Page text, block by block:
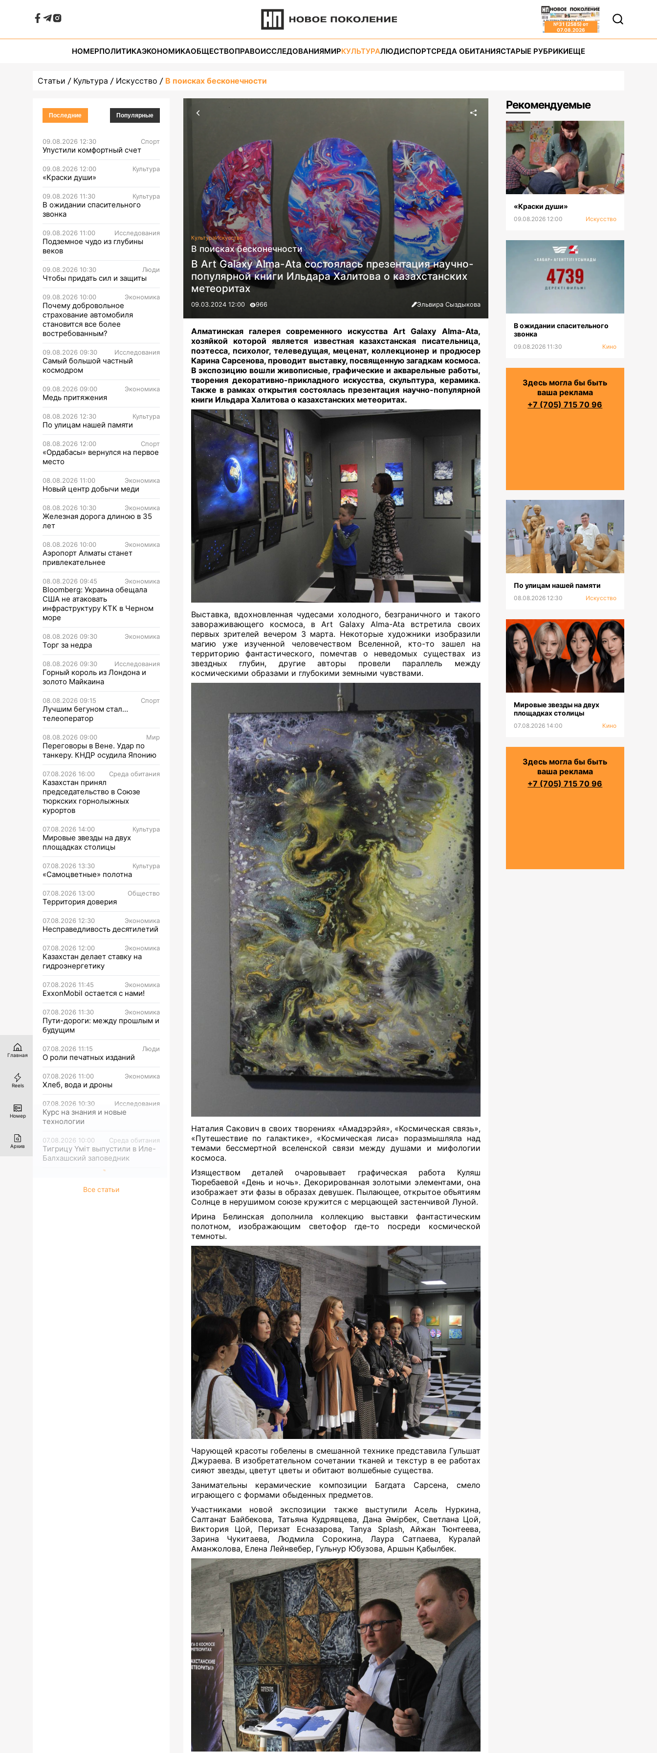
№31 (2585) от
07.08.2026
НОМЕРПОЛИТИКАЭКОНОМИКАОБЩЕСТВОПРАВОИССЛЕДОВАНИЯМИРКУЛЬТУРАЛЮДИСПОРТСРЕДА ОБИТАНИЯСТАРЫЕ РУБРИКИЕЩЕ
Статьи Культура Искусство В поисках бесконечности
Последние Популярные
09.08.2026 12:30 Спорт
Упустили комфортный счет
09.08.2026 12:00 Культура
«Краски души»
09.08.2026 11:30 Культура
В ожидании спасительного
звонка
09.08.2026 11:00 Исследования
Подземное чудо из глубины
веков
09.08.2026 10:30 Люди
Чтобы придать сил и защиты
09.08.2026 10:00 Экономика
Почему добровольное
страхование автомобиля
становится все более
востребованным?
09.08.2026 09:30 Исследования
Самый большой частный
космодром
09.08.2026 09:00 Экономика
Медь притяжения
08.08.2026 12:30 Культура
По улицам нашей памяти
08.08.2026 12:00 Спорт
«Ордабасы» вернулся на первое
место
08.08.2026 11:00 Экономика
Новый центр добычи меди
08.08.2026 10:30 Экономика
Железная дорога длиною в 35
лет
08.08.2026 10:00 Экономика
Аэропорт Алматы станет
привлекательнее
08.08.2026 09:45 Экономика
Bloomberg: Украина обещала
США не атаковать
инфраструктуру КТК в Черном
море
08.08.2026 09:30 Экономика
Торг за недра
08.08.2026 09:30 Исследования
Горный король из Лондона и
золото Майкаина
08.08.2026 09:15 Спорт
Лучшим бегуном стал…
телеоператор
08.08.2026 09:00 Мир
Переговоры в Вене. Удар по
танкеру. КНДР осудила Японию
07.08.2026 16:00 Среда обитания
Казахстан принял
председательство в Союзе
тюркских горнолыжных
курортов
07.08.2026 14:00 Культура
Мировые звезды на двух
площадках столицы
07.08.2026 13:30 Культура
«Самоцветные» полотна
07.08.2026 13:00 Общество
Территория доверия
07.08.2026 12:30 Экономика
Несправедливость десятилетий
07.08.2026 12:00 Экономика
Казахстан делает ставку на
гидроэнергетику
07.08.2026 11:45 Экономика
ExxonMobil остается с нами!
07.08.2026 11:30 Экономика
Пути-дороги: между прошлым и
будущим
07.08.2026 11:15 Люди
О роли печатных изданий
07.08.2026 11:00 Экономика
Хлеб, вода и дроны
07.08.2026 10:30 Исследования
Курс на знания и новые
технологии
07.08.2026 10:00 Среда обитания
Тигрицу Үміт выпустили в Иле-
Балхашский заповедник
Все статьи
КультураИскусство
В поисках бесконечности
В Art Galaxy Alma-Ata состоялась презентация научно-
популярной книги Ильдара Халитова о казахстанских
метеоритах
09.03.2024 12:00 966 Эльвира Сыздыкова
Алматинская галерея современного искусства Art Galaxy Alma-Ata,
хозяйкой которой является известная казахстанская писательница,
поэтесса, психолог, телеведущая, меценат, коллекционер и продюсер
Карина Сарсенова, проводит выставку, посвященную загадкам космоса.
В экспозицию вошли живописные, графические и акварельные работы,
творения декоративно-прикладного искусства, скульптура, керамика.
Также в рамках открытия состоялась презентация научно-популярной
книги Ильдара Халитова о казахстанских метеоритах.
Выставка, вдохновленная чудесами холодного, безграничного и такого
завораживающего космоса, в Art Galaxy Alma-Ata встретила своих
первых зрителей вечером 3 марта. Некоторые художники изобразили
магию уже изученной человечеством Вселенной, кто-то зашел на
территорию фантастического, помечтав о неведомых существах из
звездных глубин, другие авторы провели параллель между
космическими образами и глубокими земными чувствами.
Наталия Сакович в своих творениях «Амадэрэйя», «Космическая связь»,
«Путешествие по галактике», «Космическая лиса» поразмышляла над
темами бессмертной вселенской связи между душами и мифологии
космоса.
Изяществом деталей очаровывает графическая работа Куляш
Тюребаевой «День и ночь». Декорированная золотыми элементами, она
изображает эти фазы в образах девушек. Пылающее, открытое объятиям
Солнце в нерушимом союзе кружится с мерцающей застенчивой Луной.
Ирина Белинская дополнила коллекцию выставки фантастическим
полотном, изображающим светофор где-то посреди космической
темноты.
Чарующей красоты гобелены в смешанной технике представила Гульшат
Джураева. В изобретательном сочетании тканей и текстур в ее работах
сияют звезды, цветут цветы и обитают волшебные существа.
Занимательны керамические композиции Багдата Сарсена, смело
играющего с формами обыденных предметов.
Участниками новой экспозиции также выступили Асель Нуркина,
Салтанат Байбекова, Татьяна Кудрявцева, Дана Әмірбек, Светлана Цой,
Виктория Цой, Перизат Есназарова, Tanya Splash, Айжан Тюнтеева,
Зарина Чукитаева, Людмила Сорокина, Лаура Сатпаева, Куралай
Аманжолова, Елена Лейнвебер, Гульнур Юбузова, Аршын Қабылбек.
Рекомендуемые
«Краски души»
09.08.2026 12:00 Искусство
В ожидании спасительного
звонка
09.08.2026 11:30 Кино
Здесь могла бы быть
ваша реклама
+7 (705) 715 70 96
По улицам нашей памяти
08.08.2026 12:30 Искусство
Мировые звезды на двух
площадках столицы
07.08.2026 14:00 Кино
Здесь могла бы быть
ваша реклама
+7 (705) 715 70 96
Главная
Reels
Номер
Архив